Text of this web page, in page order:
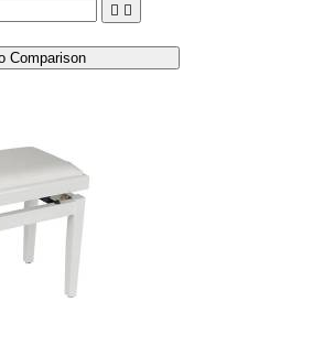
 
Comparison